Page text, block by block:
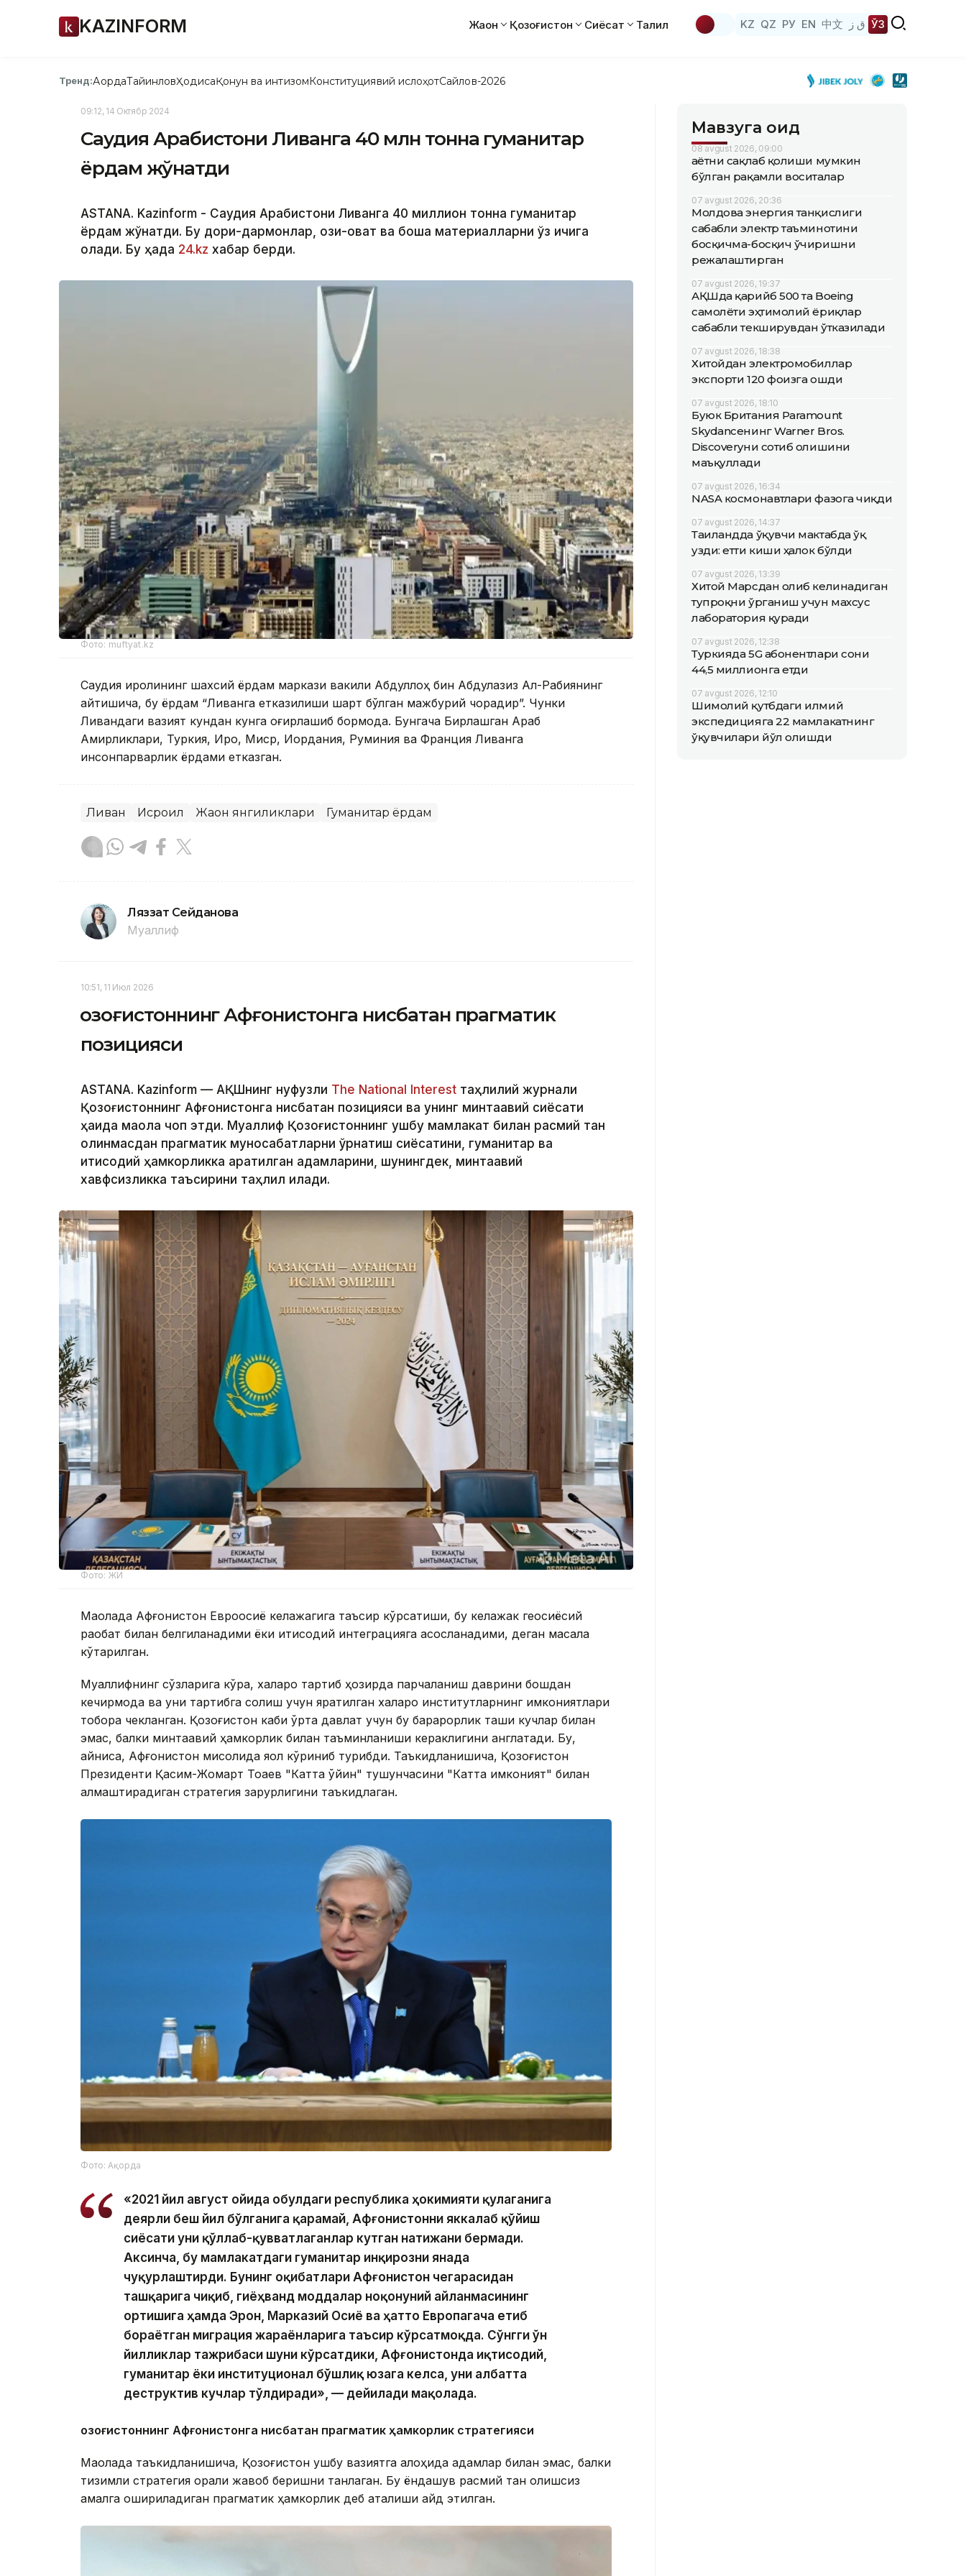
KAZINFORM Жаҳон Қозоғистон Сиёсат Таҳлил KZ QZ РУ EN 中文 ق ز ЎЗ
Тренд:АқордаТайинловҲодисаҚонун ва интизомКонституциявий ислоҳотСайлов-2026
09:12, 14 Октябр 2024
Саудия Арабистони Ливанга 40 млн тонна гуманитар
ёрдам жўнатди
ASTANA. Kazinform - Саудия Арабистони Ливанга 40 миллион тонна гуманитар
ёрдам жўнатди. Бу дори-дармонлар, озиқ-овқат ва бошқа материалларни ўз ичига
олади. Бу ҳақда 24.kz хабар берди.
Фото: muftyat.kz
Саудия қиролининг шахсий ёрдам маркази вакили Абдуллоҳ бин Абдулазиз Ал-Рабиянинг
айтишича, бу ёрдам “Ливанга етказилиши шарт бўлган мажбурий чорадир”. Чунки
Ливандаги вазият кундан кунга оғирлашиб бормоқда. Бунгача Бирлашган Араб
Амирликлари, Туркия, Ироқ, Миср, Иордания, Руминия ва Франция Ливанга
инсонпарварлик ёрдами етказган.
Ливан Исроил Жаҳон янгиликлари Гуманитар ёрдам
Ляззат Сейданова
Муаллиф
10:51, 11 Июл 2026
Қозоғистоннинг Афғонистонга нисбатан прагматик
позицияси
ASTANA. Kazinform — АҚШнинг нуфузли The National Interest таҳлилий журнали
Қозоғистоннинг Афғонистонга нисбатан позицияси ва унинг минтақавий сиёсати
ҳақида мақола чоп этди. Муаллиф Қозоғистоннинг ушбу мамлакат билан расмий тан
олинмасдан прагматик муносабатларни ўрнатиш сиёсатини, гуманитар ва
иқтисодий ҳамкорликка қаратилган қадамларини, шунингдек, минтақавий
хавфсизликка таъсирини таҳлил қилади.
Фото: ЖИ
Мақолада Афғонистон Евроосиё келажагига таъсир кўрсатиши, бу келажак геосиёсий
рақобат билан белгиланадими ёки иқтисодий интеграцияга асосланадими, деган масала
кўтарилган.
Муаллифнинг сўзларига кўра, халқаро тартиб ҳозирда парчаланиш даврини бошдан
кечирмоқда ва уни тартибга солиш учун яратилган халқаро институтларнинг имкониятлари
тобора чекланган. Қозоғистон каби ўрта давлат учун бу барқарорлик ташқи кучлар билан
эмас, балки минтақавий ҳамкорлик билан таъминланиши кераклигини англатади. Бу,
айниқса, Афғонистон мисолида яққол кўриниб турибди. Таъкидланишича, Қозоғистон
Президенти Қасим-Жомарт Тоқаев "Катта ўйин" тушунчасини "Катта имконият" билан
алмаштирадиган стратегия зарурлигини таъкидлаган.
Фото: Ақорда
«2021 йил август ойида Қобулдаги республика ҳокимияти қулаганига
деярли беш йил бўлганига қарамай, Афғонистонни яккалаб қўйиш
сиёсати уни қўллаб-қувватлаганлар кутган натижани бермади.
Аксинча, бу мамлакатдаги гуманитар инқирозни янада
чуқурлаштирди. Бунинг оқибатлари Афғонистон чегарасидан
ташқарига чиқиб, гиёҳванд моддалар ноқонуний айланмасининг
ортишига ҳамда Эрон, Марказий Осиё ва ҳатто Европагача етиб
бораётган миграция жараёнларига таъсир кўрсатмоқда. Сўнгги ўн
йилликлар тажрибаси шуни кўрсатдики, Афғонистонда иқтисодий,
гуманитар ёки институционал бўшлиқ юзага келса, уни албатта
деструктив кучлар тўлдиради», — дейилади мақолада.
Қозоғистоннинг Афғонистонга нисбатан прагматик ҳамкорлик стратегияси
Мақолада таъкидланишича, Қозоғистон ушбу вазиятга алоҳида қадамлар билан эмас, балки
тизимли стратегия орқали жавоб беришни танлаган. Бу ёндашув расмий тан олишсиз
амалга ошириладиган прагматик ҳамкорлик деб аталиши қайд этилган.
Мавзуга оид
08 avgust 2026, 09:00
Ҳаётни сақлаб қолиши мумкин
бўлган рақамли воситалар
07 avgust 2026, 20:36
Молдова энергия танқислиги
сабабли электр таъминотини
босқичма-босқич ўчиришни
режалаштирган
07 avgust 2026, 19:37
АҚШда қарийб 500 та Boeing
самолёти эҳтимолий ёриқлар
сабабли текширувдан ўтказилади
07 avgust 2026, 18:38
Хитойдан электромобиллар
экспорти 120 фоизга ошди
07 avgust 2026, 18:10
Буюк Британия Paramount
Skydanceнинг Warner Bros.
Discoveryни сотиб олишини
маъқуллади
07 avgust 2026, 16:34
NASA космонавтлари фазога чиқди
07 avgust 2026, 14:37
Таиландда ўқувчи мактабда ўқ
узди: етти киши ҳалок бўлди
07 avgust 2026, 13:39
Хитой Марсдан олиб келинадиган
тупроқни ўрганиш учун махсус
лаборатория қуради
07 avgust 2026, 12:38
Туркияда 5G абонентлари сони
44,5 миллионга етди
07 avgust 2026, 12:10
Шимолий қутбдаги илмий
экспедицияга 22 мамлакатнинг
ўқувчилари йўл олишди